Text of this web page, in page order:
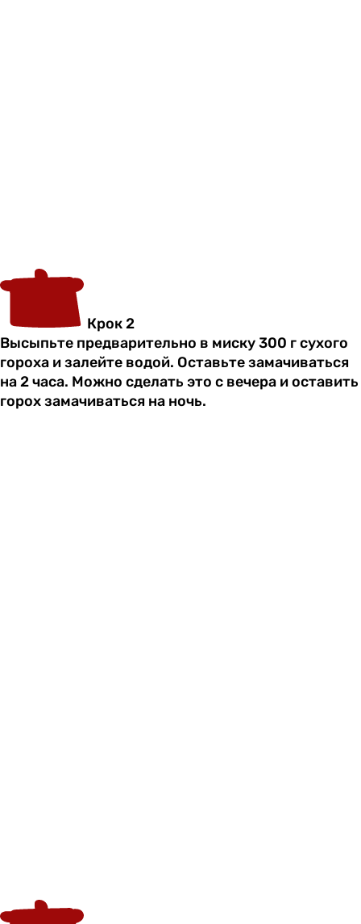
Крок 2
Высыпьте предварительно в миску 300 г сухого
гороха и залейте водой. Оставьте замачиваться
на 2 часа. Можно сделать это с вечера и оставить
горох замачиваться на ночь.